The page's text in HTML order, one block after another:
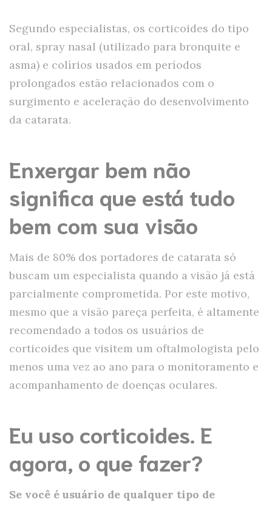
Segundo especialistas, os corticoides do tipo
oral, spray nasal (utilizado para bronquite e
asma) e colírios usados em períodos
prolongados estão relacionados com o
surgimento e aceleração do desenvolvimento
da catarata.
Enxergar bem não
significa que está tudo
bem com sua visão
Mais de 80% dos portadores de catarata só
buscam um especialista quando a visão já está
parcialmente comprometida. Por este motivo,
mesmo que a visão pareça perfeita, é altamente
recomendado a todos os usuários de
corticoides que visitem um oftalmologista pelo
menos uma vez ao ano para o monitoramento e
acompanhamento de doenças oculares.
Eu uso corticoides. E
agora, o que fazer?
Se você é usuário de qualquer tipo de